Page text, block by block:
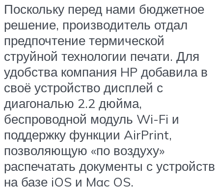
Поскольку перед нами бюджетное
решение, производитель отдал
предпочтение термической
струйной технологии печати. Для
удобства компания HP добавила в
своё устройство дисплей с
диагональю 2.2 дюйма,
беспроводной модуль Wi-Fi и
поддержку функции AirPrint,
позволяющую «по воздуху»
распечатать документы с устройств
на базе iOS и Mac OS.